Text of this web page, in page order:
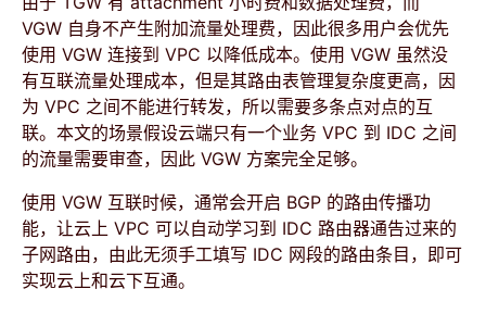
VGW 自身不产生附加流量处理费，因此很多用户会优先
使用 VGW 连接到 VPC 以降低成本。使用 VGW 虽然没
有互联流量处理成本，但是其路由表管理复杂度更高，因
为 VPC 之间不能进行转发，所以需要多条点对点的互
联。本文的场景假设云端只有一个业务 VPC 到 IDC 之间
的流量需要审查，因此 VGW 方案完全足够。
使用 VGW 互联时候，通常会开启 BGP 的路由传播功
能，让云上 VPC 可以自动学习到 IDC 路由器通告过来的
子网路由，由此无须手工填写 IDC 网段的路由条目，即可
实现云上和云下互通。